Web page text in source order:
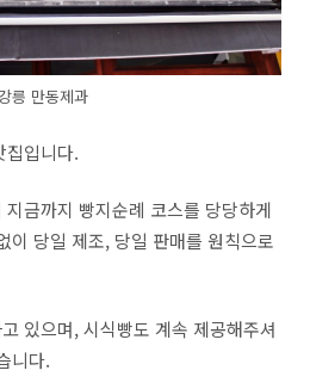
릉 만동제과
집입니다.
지금까지 빵지순례 코스를 당당하게
이 당일 제조, 당일 판매를 원칙으로
있으며,시식빵도 계속 제공해주셔
니다.